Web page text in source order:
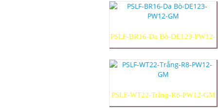
PSLF-BR16-Da Bò-DE123-PW12-
GM
PSLF-WT22-Trắng-R8-PW12-GM